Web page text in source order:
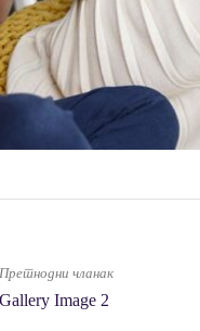
Претнодни чланак
Gallery Image 2